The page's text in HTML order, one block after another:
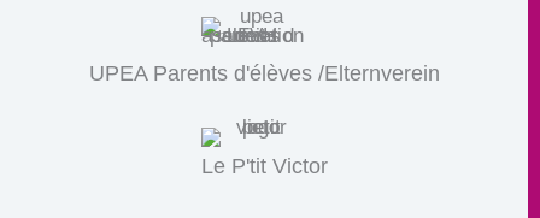
UPEA Parents d'élèves /Elternverein
Le P'tit Victor